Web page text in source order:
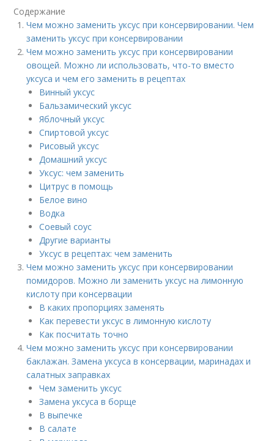
Содержание
Чем можно заменить уксус при консервировании. Чем
заменить уксус при консервировании
Чем можно заменить уксус при консервировании
овощей. Можно ли использовать, что-то вместо
уксуса и чем его заменить в рецептах
Винный уксус
Бальзамический уксус
Яблочный уксус
Спиртовой уксус
Рисовый уксус
Домашний уксус
Уксус: чем заменить
Цитрус в помощь
Белое вино
Водка
Соевый соус
Другие варианты
Уксус в рецептах: чем заменить
Чем можно заменить уксус при консервировании
помидоров. Можно ли заменить уксус на лимонную
кислоту при консервации
В каких пропорциях заменять
Как перевести уксус в лимонную кислоту
Как посчитать точно
Чем можно заменить уксус при консервировании
баклажан. Замена уксуса в консервации, маринадах и
салатных заправках
Чем заменить уксус
Замена уксуса в борще
В выпечке
В салате